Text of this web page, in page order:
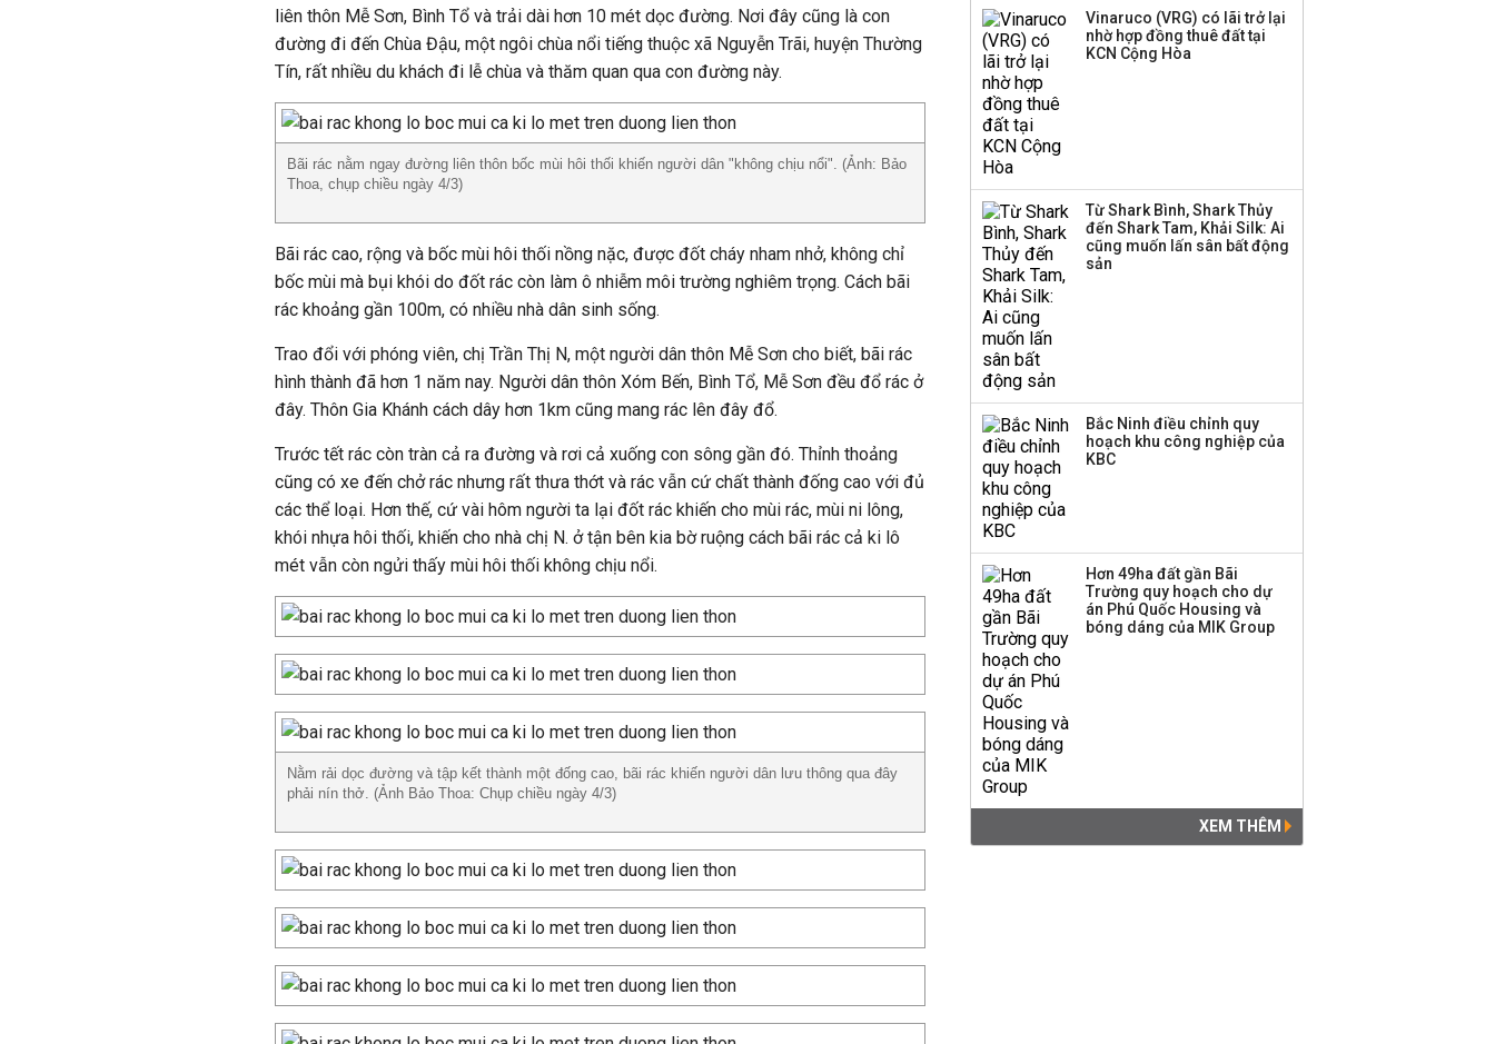
liên thôn Mễ Sơn, Bình Tổ và trải dài hơn 10 mét dọc đường. Nơi đây cũng là con
đường đi đến Chùa Đậu, một ngôi chùa nổi tiếng thuộc xã Nguyễn Trãi, huyện Thường
Tín, rất nhiều du khách đi lễ chùa và thăm quan qua con đường này.
Bãi rác nằm ngay đường liên thôn bốc mùi hôi thối khiến người dân "không chịu nổi". (Ảnh: Bảo
Thoa, chụp chiều ngày 4/3)
Bãi rác cao, rộng và bốc mùi hôi thối nồng nặc, được đốt cháy nham nhở, không chỉ
bốc mùi mà bụi khói do đốt rác còn làm ô nhiễm môi trường nghiêm trọng. Cách bãi
rác khoảng gần 100m, có nhiều nhà dân sinh sống.
Trao đổi với phóng viên, chị Trần Thị N, một người dân thôn Mễ Sơn cho biết, bãi rác
hình thành đã hơn 1 năm nay. Người dân thôn Xóm Bến, Bình Tổ, Mễ Sơn đều đổ rác ở
đây. Thôn Gia Khánh cách dây hơn 1km cũng mang rác lên đây đổ.
Trước tết rác còn tràn cả ra đường và rơi cả xuống con sông gần đó. Thỉnh thoảng
cũng có xe đến chở rác nhưng rất thưa thớt và rác vẫn cứ chất thành đống cao với đủ
các thể loại. Hơn thế, cứ vài hôm người ta lại đốt rác khiến cho mùi rác, mùi ni lông,
khói nhựa hôi thối, khiến cho nhà chị N. ở tận bên kia bờ ruộng cách bãi rác cả ki lô
mét vẫn còn ngửi thấy mùi hôi thối không chịu nổi.
Nằm rải dọc đường và tập kết thành một đống cao, bãi rác khiến người dân lưu thông qua đây
phải nín thở. (Ảnh Bảo Thoa: Chụp chiều ngày 4/3)
doanh nghiệp Mỹ
Keppel ký thỏa thuận
Sacombank phát hành
ba đợt trái phiếu thu về
hơn 3.600 tỷ, lãi suất
trả lên tới 10%/năm
Vinaruco (VRG) có lãi trở lại
nhờ hợp đồng thuê đất tại
KCN Cộng Hòa
Từ Shark Bình, Shark Thủy
đến Shark Tam, Khải Silk: Ai
cũng muốn lấn sân bất động
sản
Bắc Ninh điều chỉnh quy
hoạch khu công nghiệp của
KBC
Hơn 49ha đất gần Bãi
Trường quy hoạch cho dự
án Phú Quốc Housing và
bóng dáng của MIK Group
XEM THÊM